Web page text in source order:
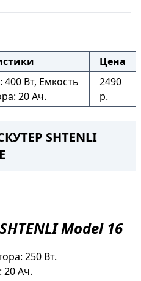
Цена
Вт, Емкость
20 Ач.
2490
р.
SHTENLI
SHTENLI Model 16
250 Вт.
20 Ач.